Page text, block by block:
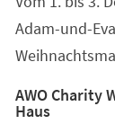
Adam-und-
AWO Charity
Haus